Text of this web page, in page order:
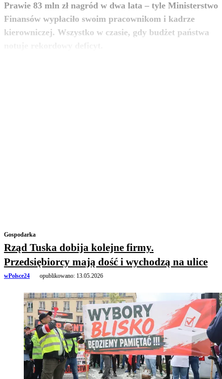
Prawie 83 mln zł nagród w dwa lata – tyle Ministerstwo
Finansów wypłaciło swoim pracownikom i kadrze
kierowniczej. Wszystko w czasie, gdy budżet państwa
zobacz więcej
Gospodarka
Rząd Tuska dobija kolejne firmy.
Przedsiębiorcy mają dość i wychodzą na ulice
wPolsce24 opublikowano: 13.05.2026